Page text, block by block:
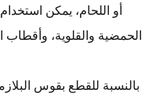
الحمضية والقلوية، وأقطاب